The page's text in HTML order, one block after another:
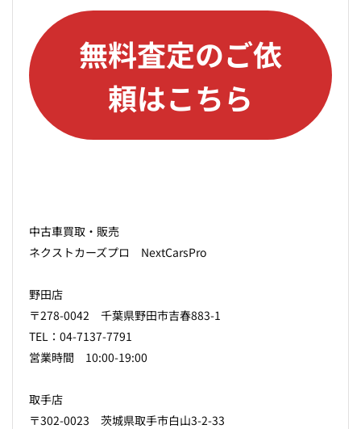
無料査定のご依
頼はこちら
中古車買取・販売
ネクストカーズプロ NextCarsPro
野田店
〒278-0042 千葉県野田市吉春883-1
TEL：04-7137-7791
営業時間 10:00-19:00
取手店
〒302-0023 茨城県取手市白山3-2-33